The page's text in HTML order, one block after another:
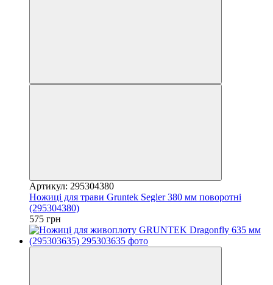
Артикул: 295304380
Ножиці для трави Gruntek Segler 380 мм поворотні
(295304380)
575 грн